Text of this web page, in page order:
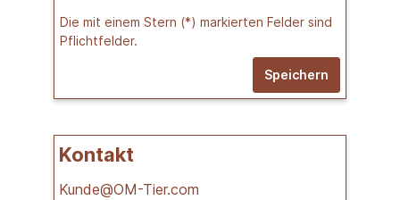
Die mit einem Stern (*) markierten Felder sind
Pflichtfelder.
Speichern
Kontakt
Kunde@OM-Tier.com